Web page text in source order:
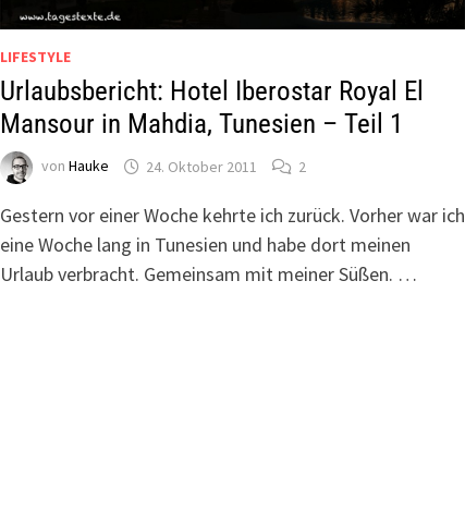
LIFESTYLE
Urlaubsbericht: Hotel Iberostar Royal El
Mansour in Mahdia, Tunesien – Teil 1
von Hauke 24. Oktober 2011 2
Gestern vor einer Woche kehrte ich zurück. Vorher war ich
eine Woche lang in Tunesien und habe dort meinen
Urlaub verbracht. Gemeinsam mit meiner Süßen. …